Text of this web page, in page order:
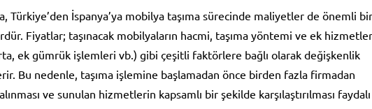
Türkiye’den İspanya’ya mobilya taşıma sürecinde maliyetler de önemli bir
Fiyatlar; taşınacak mobilyaların hacmi, taşıma yöntemi ve ek hizmetler
ek gümrük işlemleri vb.) gibi çeşitli faktörlere bağlı olarak değişkenlik
Bu nedenle, taşıma işlemine başlamadan önce birden fazla firmadan
ve sunulan hizmetlerin kapsamlı bir şekilde karşılaştırılması faydalı